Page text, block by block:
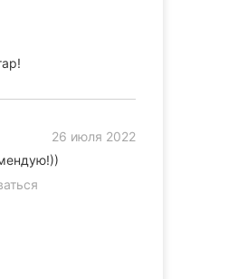
26 июля 2022